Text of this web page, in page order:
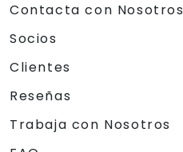
Contacta con Nosotros
Socios
Clientes
Reseñas
Trabaja con Nosotros